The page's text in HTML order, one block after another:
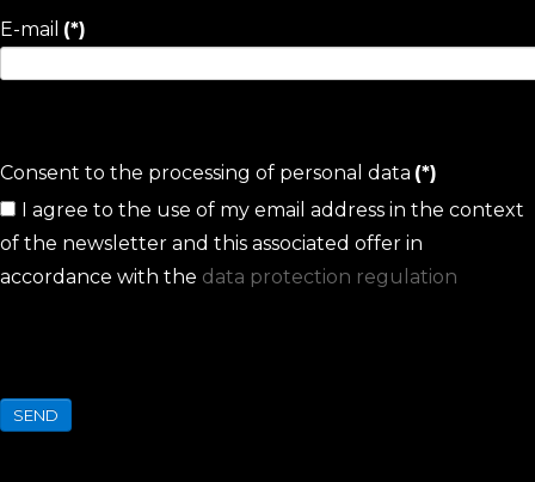
E-mail (*)
Consent to the processing of personal data (*)
I agree to the use of my email address in the context
of the newsletter and this associated offer in
accordance with the data protection regulation
SEND